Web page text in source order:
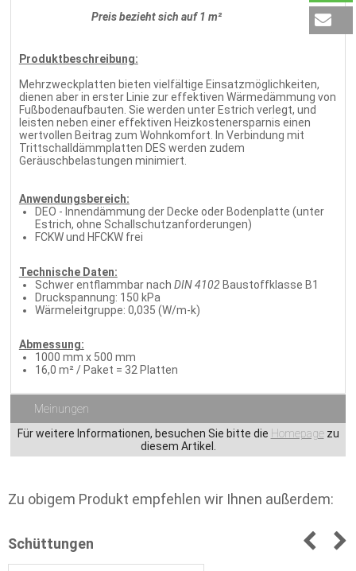
Preis bezieht sich auf 1 m²
Produktbeschreibung:
Mehrzweckplatten bieten vielfältige Einsatzmöglichkeiten,
dienen aber in erster Linie zur effektiven Wärmedämmung von
Fußbodenaufbauten. Sie werden unter Estrich verlegt, und
leisten neben einer effektiven Heizkostenersparnis einen
wertvollen Beitrag zum Wohnkomfort. In Verbindung mit
Trittschalldämmplatten DES werden zudem
Geräuschbelastungen minimiert.
Anwendungsbereich:
DEO - Innendämmung der Decke oder Bodenplatte (unter
Estrich, ohne Schallschutzanforderungen)
FCKW und HFCKW frei
Technische Daten:
Schwer entflammbar nach DIN 4102 Baustoffklasse B1
Druckspannung: 150 kPa
Wärmeleitgruppe: 0,035 (W/m-k)
Abmessung:
1000 mm x 500 mm
16,0 m² / Paket = 32 Platten
Meinungen
Für weitere Informationen, besuchen Sie bitte die Homepagezu
diesem Artikel.
Zu obigem Produkt empfehlen wir Ihnen außerdem:
Schüttungen